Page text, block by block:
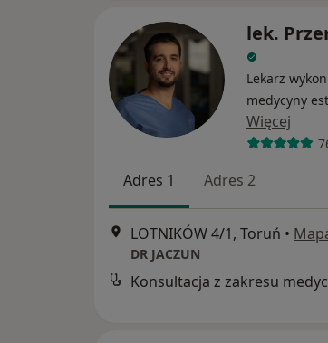
lek.
Lekarz
medycyny
Więcej
Adres 1 Adres 2
LOTNIKÓW 4/1, Toruń •
DR JACZUN